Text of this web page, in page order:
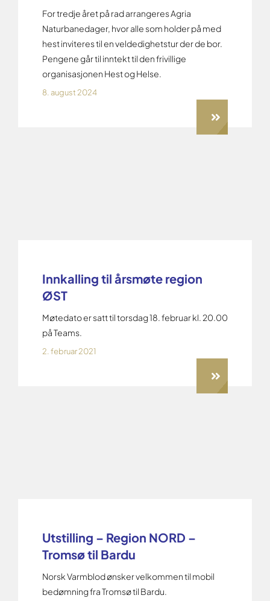
For tredje året på rad arrangeres Agria
Naturbanedager, hvor alle som holder på med
hest inviteres til en veldedighetstur der de bor.
Pengene går til inntekt til den frivillige
organisasjonen Hest og Helse.
8. august 2024
Innkalling til årsmøte region
ØST
Møtedato er satt til torsdag 18. februar kl. 20.00
på Teams.
2. februar 2021
Utstilling – Region NORD –
Tromsø til Bardu
Norsk Varmblod ønsker velkommen til mobil
bedømning fra Tromsø til Bardu.